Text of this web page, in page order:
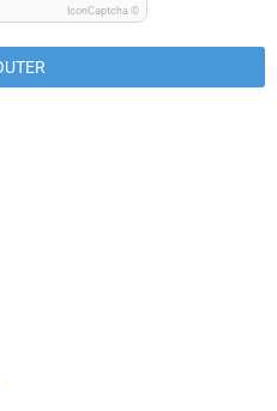
IconCaptcha ©